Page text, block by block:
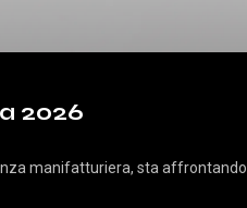
2026
manifatturiera, sta affrontando